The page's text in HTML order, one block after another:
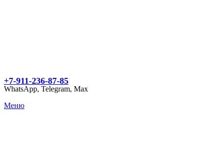
+7-911-236-87-85
WhatsApp, Telegram, Max
Меню